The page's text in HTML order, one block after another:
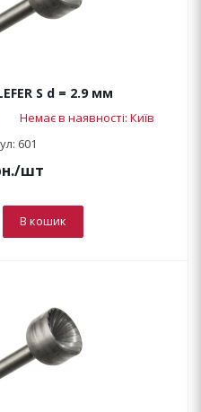
S d = 2.9 мм
Немає в наявності: Київ
601
/шт
В кошик